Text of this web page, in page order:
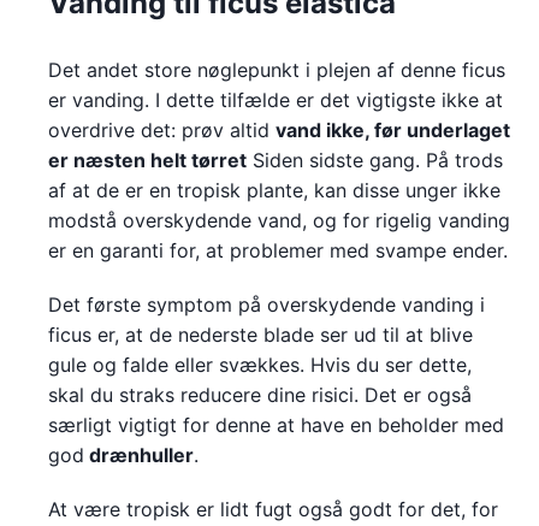
Det andet store nøglepunkt i plejen af denne ficus
er vanding. I dette tilfælde er det vigtigste ikke at
overdrive det: prøv altid vand ikke, før underlaget
er næsten helt tørret Siden sidste gang. På trods
af at de er en tropisk plante, kan disse unger ikke
modstå overskydende vand, og for rigelig vanding
er en garanti for, at problemer med svampe ender.
Det første symptom på overskydende vanding i
ficus er, at de nederste blade ser ud til at blive
gule og falde eller svækkes. Hvis du ser dette,
skal du straks reducere dine risici. Det er også
særligt vigtigt for denne at have en beholder med
god drænhuller.
At være tropisk er lidt fugt også godt for det, for